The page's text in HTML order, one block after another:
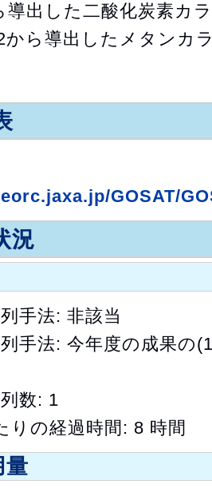
導出した二酸化炭素カ
から導出したメタンカ
GOSAT/
況
手法: 非該当
手法: 今年度の成果の
数: 1
りの経過時間: 8 時間
量